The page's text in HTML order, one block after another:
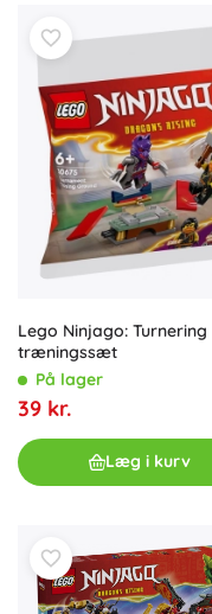
Lego Ninjago: Turnering
træningssæt
På lager
39 kr.
Læg i kurv